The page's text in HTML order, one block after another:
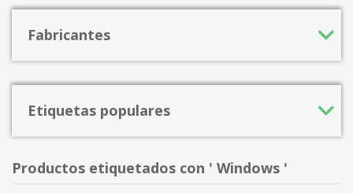
Fabricantes
Etiquetas populares
Productos etiquetados con ' Windows '